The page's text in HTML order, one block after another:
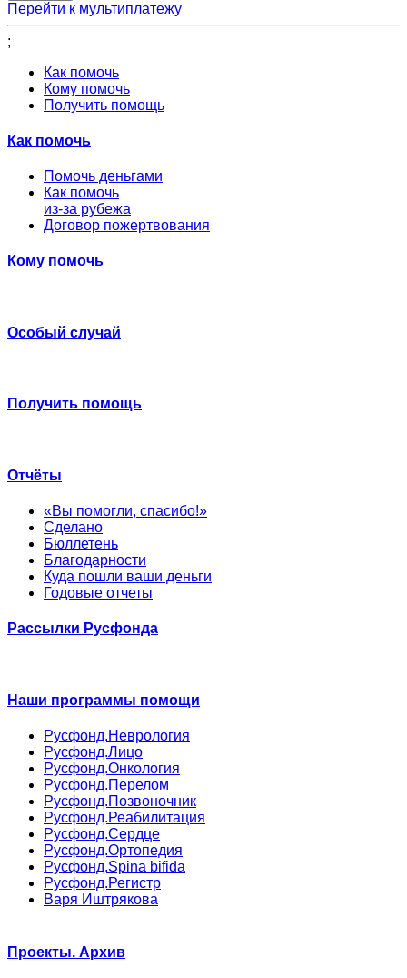
Перейти к мультиплатежу
;
Как помочь
Кому помочь
Получить помощь
Как помочь
Помочь деньгами
Как помочь
из-за рубежа
Договор пожертвования
Кому помочь
Особый случай
Получить помощь
Отчёты
«Вы помогли, спасибо!»
Сделано
Бюллетень
Благодарности
Куда пошли ваши деньги
Годовые отчеты
Рассылки Русфонда
Наши программы помощи
Русфонд.Неврология
Русфонд.Лицо
Русфонд.Онкология
Русфонд.Перелом
Русфонд.Позвоночник
Русфонд.Реабилитация
Русфонд.Сердце
Русфонд.Ортопедия
Русфонд.Spina bifida
Русфонд.Регистр
Варя Иштрякова
Проекты. Архив